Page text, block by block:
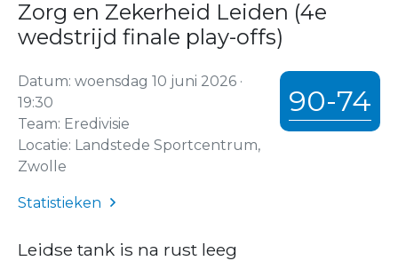
Zorg en Zekerheid Leiden (4e
wedstrijd finale play-offs)
90-74
Datum: woensdag 10 juni 2026 ·
19:30
Team: Eredivisie
Locatie: Landstede Sportcentrum,
Zwolle
Statistieken
Leidse tank is na rust leeg